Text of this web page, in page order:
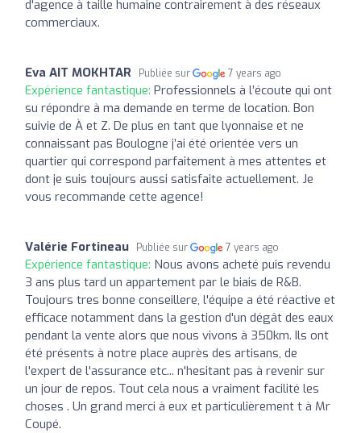
d'agence à taille humaine contrairement à des réseaux
commerciaux.
Eva AIT MOKHTAR Publiée sur 7 years ago
Expérience fantastique: Professionnels à l’écoute qui ont
su répondre à ma demande en terme de location. Bon
suivie de À et Z. De plus en tant que lyonnaise et ne
connaissant pas Boulogne j’ai été orientée vers un
quartier qui correspond parfaitement à mes attentes et
dont je suis toujours aussi satisfaite actuellement. Je
vous recommande cette agence!
Valérie Fortineau Publiée sur 7 years ago
Expérience fantastique: Nous avons acheté puis revendu
3 ans plus tard un appartement par le biais de R&B.
Toujours tres bonne conseillere, l'équipe a été réactive et
efficace notamment dans la gestion d'un dégât des eaux
pendant la vente alors que nous vivons à 350km. Ils ont
été présents à notre place auprès des artisans, de
l'expert de l'assurance etc... n'hesitant pas à revenir sur
un jour de repos. Tout cela nous a vraiment facilité les
choses . Un grand merci à eux et particulièrement t à Mr
Coupé.